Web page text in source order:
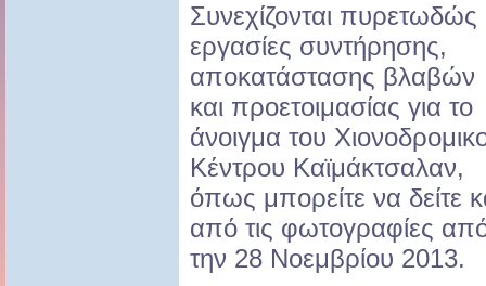
Συνεχίζονται πυρετωδώς
εργασίες συντήρησης,
αποκατάστασης βλαβών
και προετοιμασίας για το
άνοιγμα του
Κέντρου Καϊμάκτσαλαν,
όπως μπορείτε να δείτε
από τις φωτογραφίες
την 28 Νοεμβρίου 2013.